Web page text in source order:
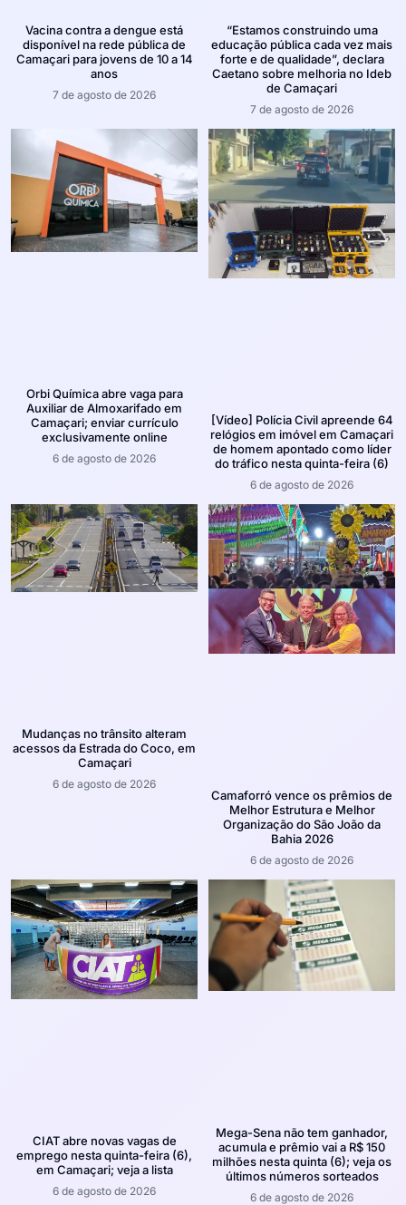
Vacina contra a dengue está
disponível na rede pública de
Camaçari para jovens de 10 a 14
anos
7 de agosto de 2026
“Estamos construindo uma
educação pública cada vez mais
forte e de qualidade”, declara
Caetano sobre melhoria no Ideb
de Camaçari
7 de agosto de 2026
Orbi Química abre vaga para
Auxiliar de Almoxarifado em
Camaçari; enviar currículo
exclusivamente online
6 de agosto de 2026
[Vídeo] Polícia Civil apreende 64
relógios em imóvel em Camaçari
de homem apontado como líder
do tráfico nesta quinta-feira (6)
6 de agosto de 2026
Mudanças no trânsito alteram
acessos da Estrada do Coco, em
Camaçari
6 de agosto de 2026
Camaforró vence os prêmios de
Melhor Estrutura e Melhor
Organização do São João da
Bahia 2026
6 de agosto de 2026
CIAT abre novas vagas de
emprego nesta quinta-feira (6),
em Camaçari; veja a lista
6 de agosto de 2026
Mega-Sena não tem ganhador,
acumula e prêmio vai a R$ 150
milhões nesta quinta (6); veja os
últimos números sorteados
6 de agosto de 2026